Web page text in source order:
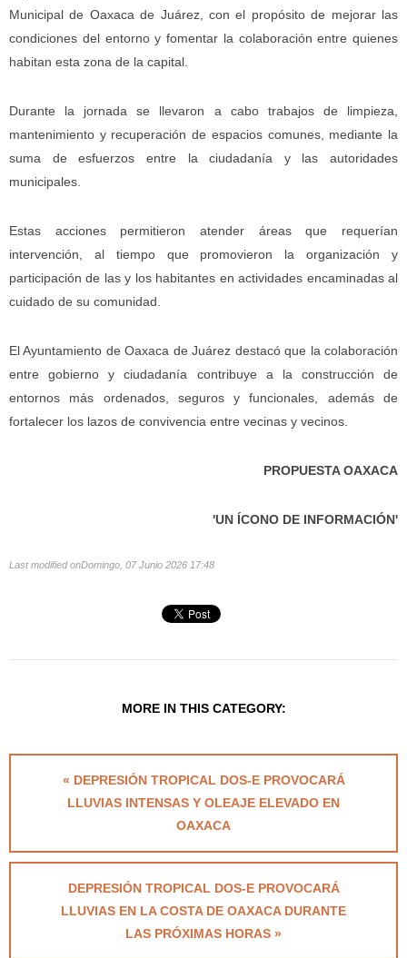
Municipal de Oaxaca de Juárez, con el propósito de mejorar las
condiciones del entorno y fomentar la colaboración entre quienes
habitan esta zona de la capital.
Durante la jornada se llevaron a cabo trabajos de limpieza,
mantenimiento y recuperación de espacios comunes, mediante la
suma de esfuerzos entre la ciudadanía y las autoridades
municipales.
Estas acciones permitieron atender áreas que requerían
intervención, al tiempo que promovieron la organización y
participación de las y los habitantes en actividades encaminadas al
cuidado de su comunidad.
El Ayuntamiento de Oaxaca de Juárez destacó que la colaboración
entre gobierno y ciudadanía contribuye a la construcción de
entornos más ordenados, seguros y funcionales, además de
fortalecer los lazos de convivencia entre vecinas y vecinos.
PROPUESTA OAXACA
'UN ÍCONO DE INFORMACIÓN'
Last modified onDomingo, 07 Junio 2026 17:48
MORE IN THIS CATEGORY:
« DEPRESIÓN TROPICAL DOS-E PROVOCARÁ
LLUVIAS INTENSAS Y OLEAJE ELEVADO EN
OAXACA
DEPRESIÓN TROPICAL DOS-E PROVOCARÁ
LLUVIAS EN LA COSTA DE OAXACA DURANTE
LAS PRÓXIMAS HORAS »